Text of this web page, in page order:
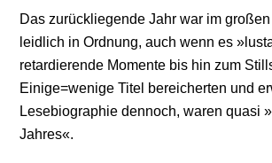
Das zurückliegende Jahr war im
leidlich in Ordnung, auch wenn es
retardierende Momente bis hin zum
Einige=wenige Titel bereicherten und
Lesebiographie dennoch, waren quasi
Jahres«.